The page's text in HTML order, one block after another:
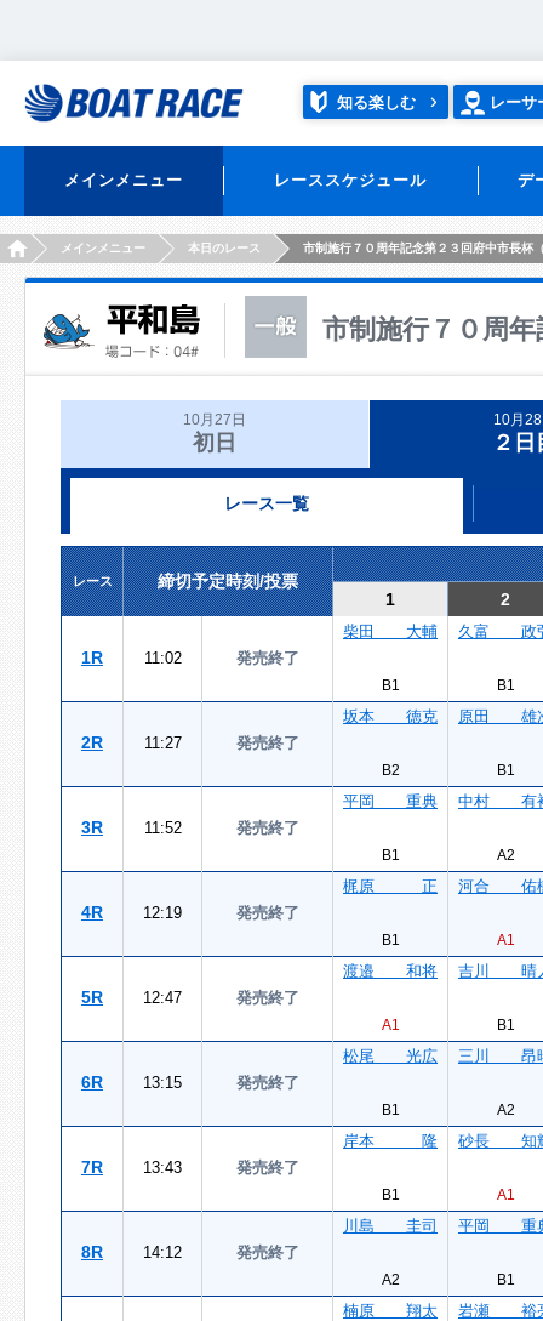
知る楽しむ レーサ
メインメニュー レーススケジュール デ
HOMEメインメニュー 本日のレース 市制施行７０周年記念第２３回府中市長杯
市制施行７０周
10月27日
初日
10月
２日
レース一覧
レース
締切予定時刻/投票
1
2
1R 11:02 発売終了
柴田 大輔
B1
久富 政
B1
2R 11:27 発売終了
坂本 徳克
B2
原田 雄
B1
3R 11:52 発売終了
平岡 重典
B1
中村 有
A2
4R 12:19 発売終了
梶原 正
B1
河合 佑
A1
5R 12:47 発売終了
渡邉 和将
A1
吉川 晴
B1
6R 13:15 発売終了
松尾 光広
B1
三川 昂
A2
7R 13:43 発売終了
岸本 隆
B1
砂長 知
A1
8R 14:12 発売終了
川島 圭司
A2
平岡 重
B1
楠原 翔太 岩瀬 裕